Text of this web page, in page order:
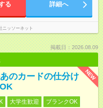
る 詳細へ
ニッソーネット
掲載日：2026.08.09
NEW
のカードの仕分け
大学生歓迎
ブランクOK